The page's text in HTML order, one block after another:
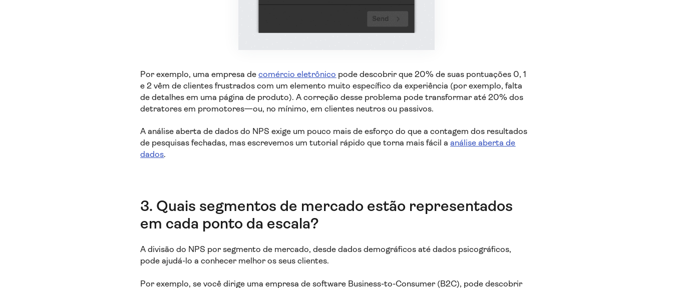
Por exemplo, uma empresa decomércio eletrônico pode descobrir que 20% de suas pontuações 0, 1
e 2 vêm de clientes frustrados com um elemento muito específico da experiência (por exemplo, falta
de detalhes em uma página de produto). A correção desse problema pode transformar até 20% dos
detratores em promotores—ou, no mínimo, em clientes neutros ou passivos.
A análise aberta de dados do NPS exige um pouco mais de esforço do que a contagem dos resultados
de pesquisas fechadas, mas escrevemos um tutorial rápido que torna mais fácil aanálise aberta de
dados.
3. Quais segmentos de mercado estão representados
em cada ponto da escala?
A divisão do NPS por segmento de mercado, desde dados demográficos até dados psicográficos,
pode ajudá-lo a conhecer melhor os seus clientes.
Por exemplo, se você dirige uma empresa de software Business-to-Consumer (B2C), pode descobrir